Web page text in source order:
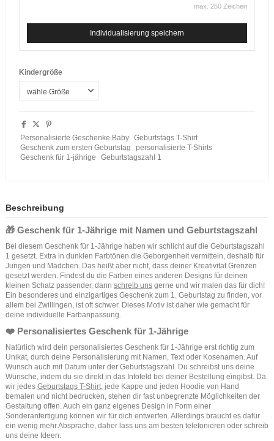
max. 250 Zeichen
Individualisierung speichern
Kindergröße
Personalisierte Geschenke Baby Geburtstags T-Shirt
Geschenk zum ersten Geburtstag
personalisierte T-Shirts
Geschenk für 1-jährige
Geburtstagszahl 1
Beschreibung
🎁 Geschenk für 1-Jährige mit Namen und Geburtstagszahl
Bei diesem Geschenk für 1-Jährige haben wir schlicht auf die Geburtstagszahl
1 gesetzt. Extra in dunklen Farbtönen die Geborgenheit vermitteln, deshalb für
Jungen und Mädchen. Das heißt aber nicht, dass deiner Kreativität Grenzen
gesetzt werden. Findest du die Farben eines anderen Designs für deinen
kleinen Schatz passender, dann schreib uns gerne und wir malen das für dich!
Ein besonderes und einzigartiges Geschenk zum 1. Geburtstag zu finden, vor
allem bei Zwillingen, ist oft schwer. Dieses Motiv ist daher wie gemacht für
deine individuelle Farbanpassung.
❤️ Personalisiertes Geschenk für 1-Jährige
Natürlich wird dein personalisiertes Geschenk für 1-Jährige erst richtig zum
Unikat, durch deine Personalisierung mit Namen, Text oder Kosenamen. Auf
Wunsch auch mit Datum unter der Geburtstagszahl. Du schreibst uns deine
Wünsche, indem du sie direkt in das Infofeld bei deiner Bestellung eingibst. Da
wir jedes Geburtstags T-Shirt, jede Kappe und jeden Hoodie von Hand
bemalen und nicht bedrucken, stehen dir fast unbegrenzte Möglichkeiten der
Gestaltung offen. Auch ein ganz eigenes Design in Form einer
Sonderanfertigung können wir für dich entwerfen. Allerdings braucht es dafür
ein wenig mehr Absprache, daher lass uns am besten telefonieren oder schreib
uns deine Ideen.